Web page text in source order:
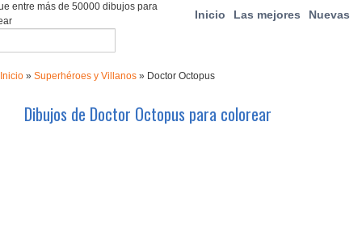
Inicio Las mejores Nuevas
entre más de 50000 dibujos para
Inicio » Superhéroes y Villanos » Doctor Octopus
Dibujos de Doctor Octopus para colorear